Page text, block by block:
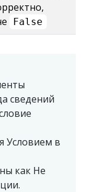
False
сведений
Условием в
как Не